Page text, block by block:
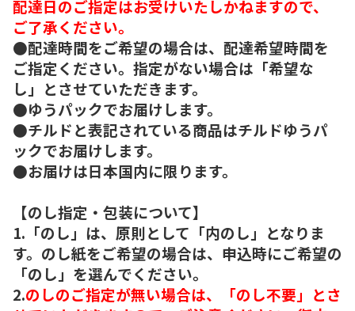
配達日のご指定はお受けいたしかねますので、
ご了承ください。
●配達時間をご希望の場合は、配達希望時間を
ご指定ください。指定がない場合は「希望な
し」とさせていただきます。
●ゆうパックでお届けします。
●チルドと表記されている商品はチルドゆうパ
ックでお届けします。
●お届けは日本国内に限ります。
【のし指定・包装について】
1.「のし」は、原則として「内のし」となりま
す。のし紙をご希望の場合は、申込時にご希望の
「のし」を選んでください。
2.のしのご指定が無い場合は、「のし不要」とさ